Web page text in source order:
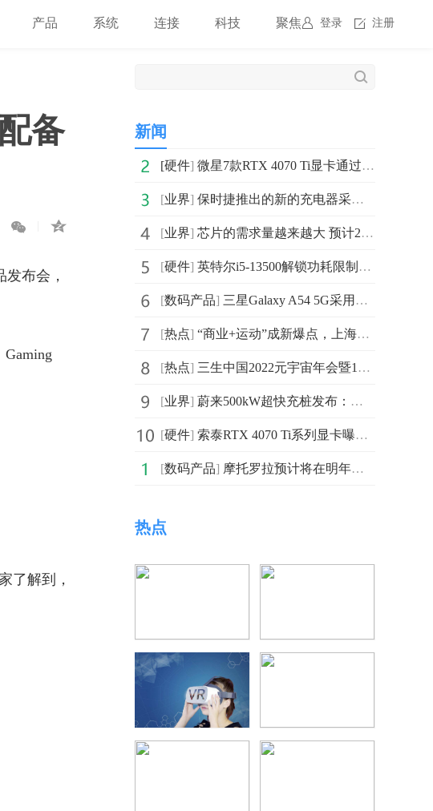
登录 注册
产品 系统 连接 科技 聚焦
备
布会，
了解到，
新闻
[硬件] 微星7款RTX 4070 Ti显卡通过ECC认证 配备了12GB的GDDR6X显存
[业界] 保时捷推出的新的充电器采用全新充电接口 将提供最大19.
[业界] 芯片的需求量越来越大 预计2030年中国汽车智能化渗透率
[硬件] 英特尔i5-13500解锁功耗限制测试：多核分数十分接近i7-12700K
[数码产品] 三星Galaxy A54 5G采用代号为s5e8835的三星Exynos处理
[热点] “商业+运动”成新爆点，上海嘉定大融城催生全新赛道
[热点] 三生中国2022元宇宙年会暨18周岁青春礼隆重举行
[业界] 蔚来500kW超快充桩发布：采用与换电站相同的环抱式双C设计
[硬件] 索泰RTX 4070 Ti系列显卡曝光 配备了16 pin电源连接器
[数码产品] 摩托罗拉预计将在明年年初推出Moto G13 将配备5000万像
热点